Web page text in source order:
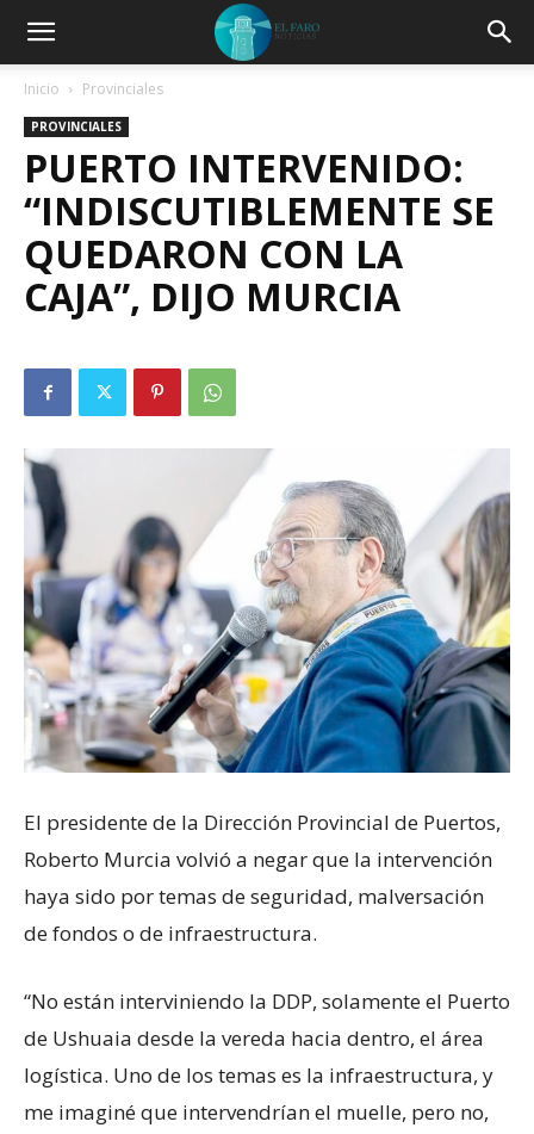
Inicio Provinciales
PROVINCIALES
PUERTO INTERVENIDO:
“INDISCUTIBLEMENTE SE
QUEDARON CON LA
CAJA”, DIJO MURCIA
El presidente de la Dirección Provincial de Puertos,
Roberto Murcia volvió a negar que la intervención
haya sido por temas de seguridad, malversación
de fondos o de infraestructura.
“No están interviniendo la DDP, solamente el Puerto
de Ushuaia desde la vereda hacia dentro, el área
logística. Uno de los temas es la infraestructura, y
me imaginé que intervendrían el muelle, pero no,